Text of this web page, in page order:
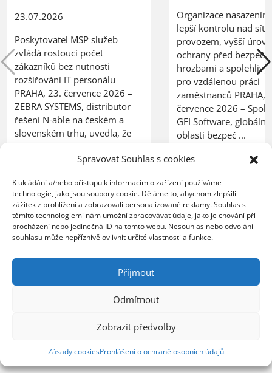
Spravovat Souhlas s cookies
K ukládání a/nebo přístupu k informacím o zařízení používáme
technologie, jako jsou soubory cookie. Děláme to, abychom zlepšili
zážitek z prohlížení a zobrazovali personalizované reklamy. Souhlas s
těmito technologiemi nám umožní zpracovávat údaje, jako je chování při
procházení nebo jedinečná ID na tomto webu. Nesouhlas nebo odvolání
souhlasu může nepříznivě ovlivnit určité vlastnosti a funkce.
Příjmout
Odmítnout
Zobrazit předvolby
Zásady cookiesProhlášení o ochraně osobních údajů
23.07.2026
Poskytovatel MSP služeb
zvládá rostoucí počet
zákazníků bez nutnosti
rozšiřování IT personálu
PRAHA, 23. července 2026 –
ZEBRA SYSTEMS, distributor
řešení N-able na českém a
slovenském trhu, uvedla, že
ZEBRA SYSTEMS pro ř ...
patch management,msp,
vzdálený monitoring,utm
Organizace
lepší kontrolu nad
provozem, vyšší
ochrany před
hrozbami a spolehlivý
pro vzdálenou práci
zaměstnanců PRAHA,
července 2026 –
GFI Software,
oblasti bezpeč ...
síťová bezpečnost